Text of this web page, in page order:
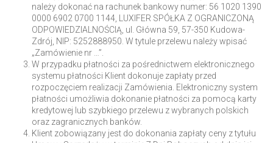
należy dokonać na rachunek bankowy numer: 56 1020 1390
0000 6902 0700 1144, LUXIFER SPÓŁKA Z OGRANICZONĄ
ODPOWIEDZIALNOŚCIĄ, ul. Główna 59, 57-350 Kudowa-
Zdrój, NIP: 5252888950. W tytule przelewu należy wpisać
„Zamówienie nr …”.
W przypadku płatności za pośrednictwem elektronicznego
systemu płatności Klient dokonuje zapłaty przed
rozpoczęciem realizacji Zamówienia. Elektroniczny system
płatności umożliwia dokonanie płatności za pomocą karty
kredytowej lub szybkiego przelewu z wybranych polskich
oraz zagranicznych banków.
Klient zobowiązany jest do dokonania zapłaty ceny z tytułu